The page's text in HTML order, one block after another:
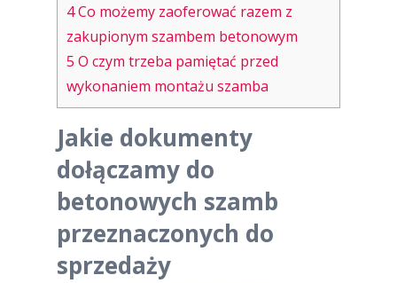
4Co możemy zaoferować razem z
zakupionym szambem betonowym
5 O czym trzeba pamiętać przed
wykonaniem montażu szamba
Jakie dokumenty
dołączamy do
betonowych szamb
przeznaczonych do
sprzedaży